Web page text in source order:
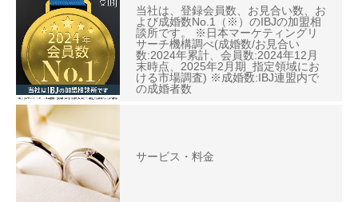
当社は、登録会員数、お見合い数、お
よび成婚数No.1（※）のIBJの加盟相
談所です。 ※日本マーケティングリ
サーチ機構調べ(成婚数/お見合い
数:2024年累計、会員数:2024年12月
末時点、2025年2月期_指定領域にお
ける市場調査) ※成婚数:IBJ連盟内で
の成婚者数
サービス・料金